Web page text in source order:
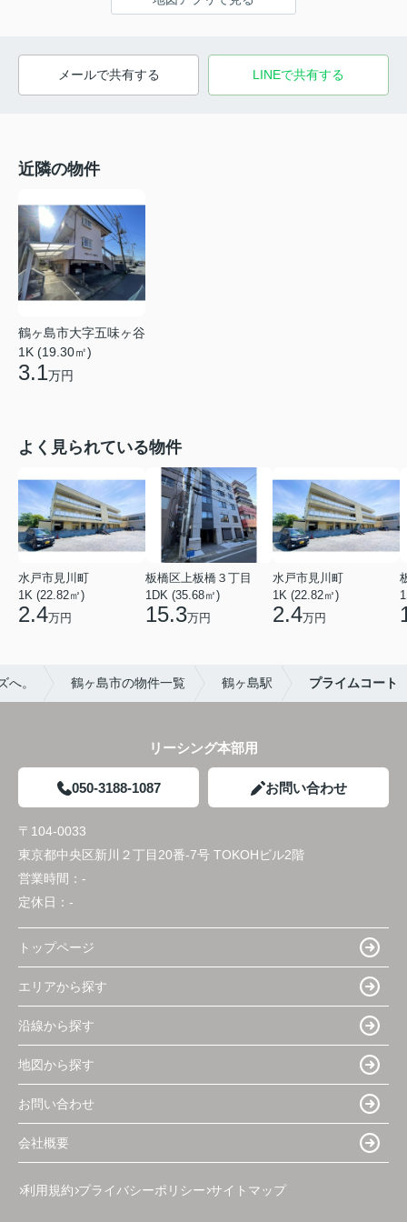
メールで共有する LINEで共有する
近隣の物件
鶴ヶ島市大字五味ヶ谷
1K (19.30㎡)
3.1万円
よく見られている物件
水戸市見川町
1K (22.82㎡)
2.4万円
板橋区上板橋３丁目
1DK (35.68㎡)
15.3万円
水戸市見川町
1K (22.82㎡)
2.4万円
。 鶴ヶ島市の物件一覧 鶴ヶ島駅 プライムコート
リーシング本部用
050-3188-1087 お問い合わせ
〒104-0033
東京都中央区新川２丁目20番-7号 TOKOHビル2階
営業時間： -
定休日： -
トップページ
エリアから探す
沿線から探す
地図から探す
お問い合わせ
会社概要
利用規約 プライバシーポリシー サイトマップ